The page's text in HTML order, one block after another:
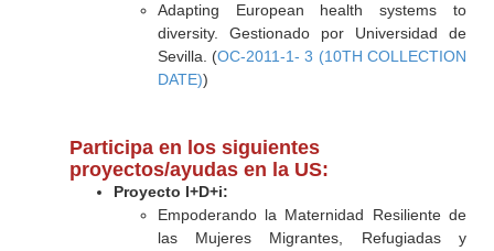
Adapting European health systems to
diversity. Gestionado por Universidad de
Sevilla. (OC-2011-1- 3 (10TH COLLECTION
DATE))
Participa en los siguientes
proyectos/ayudas en la US:
Proyecto I+D+i:
Empoderando la Maternidad Resiliente de
las Mujeres Migrantes, Refugiadas y